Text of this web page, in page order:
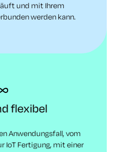
und mit Ihrem
werden kann.
flexibel
Anwendungsfall, vom
IoT Fertigung, mit einer